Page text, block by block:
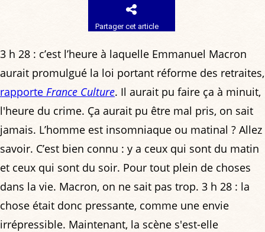
Partager cet article
3 h 28 : c’est l’heure à laquelle Emmanuel Macron
aurait promulgué la loi portant réforme des retraites,
rapporte France Culture. Il aurait pu faire ça à minuit,
l'heure du crime. Ça aurait pu être mal pris, on sait
jamais. L’homme est insomniaque ou matinal ? Allez
savoir. C’est bien connu : y a ceux qui sont du matin
et ceux qui sont du soir. Pour tout plein de choses
dans la vie. Macron, on ne sait pas trop. 3 h 28 : la
chose était donc pressante, comme une envie
irrépressible. Maintenant, la scène s'est-elle